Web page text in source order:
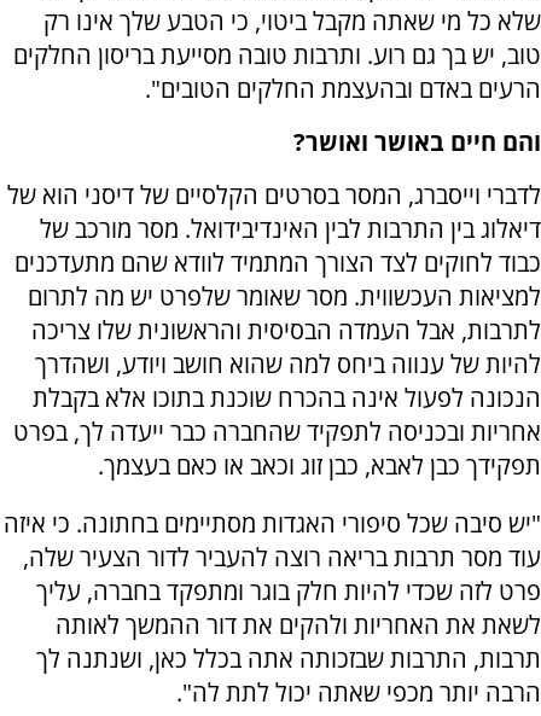
שלא כל מי שאתה מקבל ביטוי, כי הטבע שלך אינו רק
טוב, יש בך גם רוע. ותרבות טובה מסייעת בריסון החלקים
הרעים באדם ובהעצמת החלקים הטובים".
והם חיים באושר ואושר?
לדברי וייסברג, המסר בסרטים הקלסיים של דיסני הוא של
דיאלוג בין התרבות לבין האינדיבידואל. מסר מורכב של
כבוד לחוקים לצד הצורך המתמיד לוודא שהם מתעדכנים
למציאות העכשווית. מסר שאומר שלפרט יש מה לתרום
לתרבות, אבל העמדה הבסיסית והראשונית שלו צריכה
להיות של ענווה ביחס למה שהוא חושב ויודע, ושהדרך
הנכונה לפעול אינה בהכרח שוכנת בתוכו אלא בקבלת
אחריות ובכניסה לתפקיד שהחברה כבר ייעדה לך, בפרט
תפקידך כבן לאבא, כבן זוג וכאב או כאם בעצמך.
"יש סיבה שכל סיפורי האגדות מסתיימים בחתונה. כי איזה
עוד מסר תרבות בריאה רוצה להעביר לדור הצעיר שלה,
פרט לזה שכדי להיות חלק בוגר ומתפקד בחברה, עליך
לשאת את האחריות ולהקים את דור ההמשך לאותה
תרבות, התרבות שבזכותה אתה בכלל כאן, ושנתנה לך
הרבה יותר מכפי שאתה יכול לתת לה".